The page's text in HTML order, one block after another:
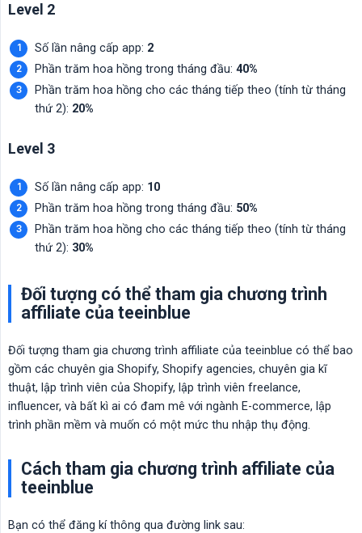
Level 2
Số lần nâng cấp app: 2
Phần trăm hoa hồng trong tháng đầu: 40%
Phần trăm hoa hồng cho các tháng tiếp theo (tính từ tháng
thứ 2): 20%
Level 3
Số lần nâng cấp app: 10
Phần trăm hoa hồng trong tháng đầu: 50%
Phần trăm hoa hồng cho các tháng tiếp theo (tính từ tháng
thứ 2): 30%
Đối tượng có thể tham gia chương trình
affiliate của teeinblue
Đối tượng tham gia chương trình affiliate của teeinblue có thể bao
gồm các chuyên gia Shopify, Shopify agencies, chuyên gia kĩ
thuật, lập trình viên của Shopify, lập trình viên freelance,
influencer, và bất kì ai có đam mê với ngành E-commerce, lập
trình phần mềm và muốn có một mức thu nhập thụ động.
Cách tham gia chương trình affiliate của
teeinblue
Bạn có thể đăng kí thông qua đường link sau: